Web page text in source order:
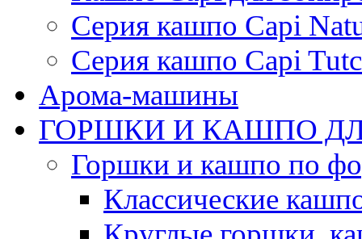
Серия кашпо Capi
Серия кашпо Capi
Арома-машины
ГОРШКИ И КАШПО
Горшки и кашпо по
Классические